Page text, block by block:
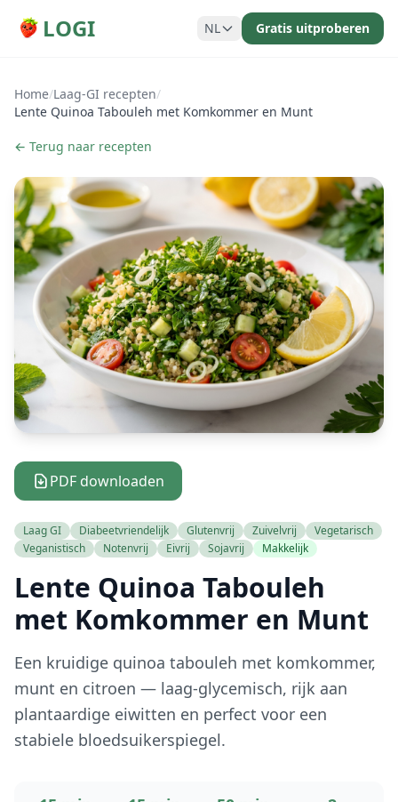
LOGI NL Gratis uitproberen
Home/Laag-GI recepten/
Lente Quinoa Tabouleh met Komkommer en Munt
← Terug naar recepten
PDF downloaden
Laag GI Diabeetvriendelijk Glutenvrij Zuivelvrij
Vegetarisch
Veganistisch
Notenvrij Eivrij Sojavrij Makkelijk
Lente Quinoa Tabouleh
met Komkommer en Munt
Een kruidige quinoa tabouleh met komkommer,
munt en citroen — laag-glycemisch, rijk aan
plantaardige eiwitten en perfect voor een
stabiele bloedsuikerspiegel.